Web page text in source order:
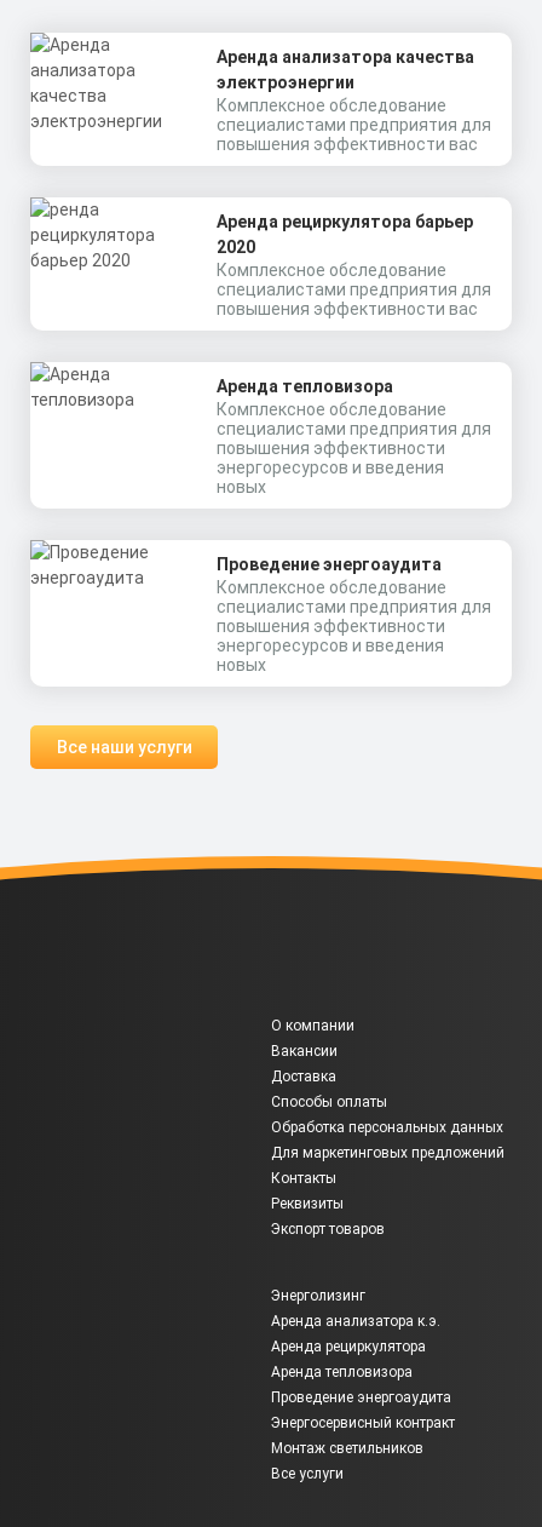
Аренда анализатора качества
электроэнергии
Комплексное обследование
специалистами предприятия для
повышения эффективности вас
Аренда рециркулятора барьер
2020
Комплексное обследование
специалистами предприятия для
повышения эффективности вас
Аренда тепловизора
Комплексное обследование
специалистами предприятия для
повышения эффективности
энергоресурсов и введения
новых
Проведение энергоаудита
Комплексное обследование
специалистами предприятия для
повышения эффективности
энергоресурсов и введения
новых
Все наши услуги
О компании
Вакансии
Доставка
Способы оплаты
Обработка персональных данных
Для маркетинговых предложений
Контакты
Реквизиты
Экспорт товаров
Энерголизинг
Аренда анализатора к.э.
Аренда рециркулятора
Аренда тепловизора
Проведение энергоаудита
Энергосервисный контракт
Монтаж светильников
Все услуги